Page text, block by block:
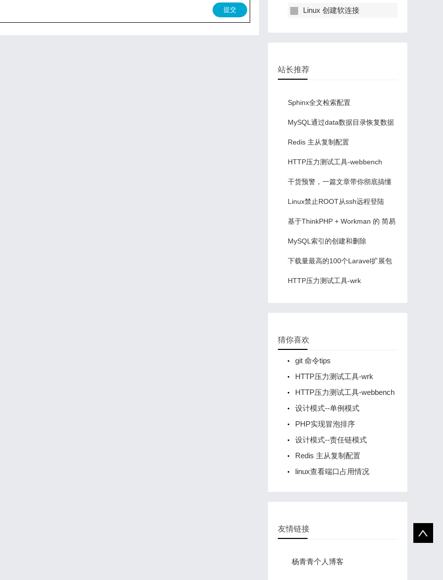
提交 Linux 创建软连接
站长推荐
Sphinx全文检索配置
MySQL通过data数据目录恢复数据
Redis 主从复制配置
HTTP压力测试工具-webbench
干货预警，一篇文章带你彻底搞懂
Laravel 框架的运行原理
Linux禁止ROOT从ssh远程登陆
基于ThinkPHP + Workman 的 简易
RPC 解决方案
MySQL索引的创建和删除
下载量最高的100个Laravel扩展包
HTTP压力测试工具-wrk
猜你喜欢
git 命令tips
HTTP压力测试工具-wrk
HTTP压力测试工具-webbench
设计模式--单例模式
PHP实现冒泡排序
设计模式--责任链模式
Redis 主从复制配置
linux查看端口占用情况
友情链接
杨青青个人博客